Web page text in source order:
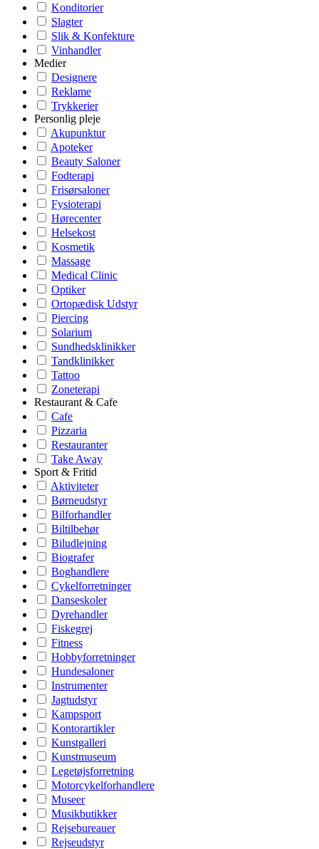
Konditorier
Slagter
Slik & Konfekture
Vinhandler
Medier
Designere
Reklame
Trykkerier
Personlig pleje
Akupunktur
Apoteker
Beauty Saloner
Fodterapi
Frisørsaloner
Fysioterapi
Hørecenter
Helsekost
Kosmetik
Massage
Medical Clinic
Optiker
Ortopædisk Udstyr
Piercing
Solarium
Sundhedsklinikker
Tandklinikker
Tattoo
Zoneterapi
Restaurant & Cafe
Cafe
Pizzaria
Restauranter
Take Away
Sport & Fritid
Aktiviteter
Børneudstyr
Bilforhandler
Biltilbehør
Biludlejning
Biografer
Boghandlere
Cykelforretninger
Danseskoler
Dyrehandler
Fiskegrej
Fitness
Hobbyforretninger
Hundesaloner
Instrumenter
Jagtudstyr
Kampsport
Kontorartikler
Kunstgalleri
Kunstmuseum
Legetøjsforretning
Motorcykelforhandlere
Museer
Musikbutikker
Rejsebureauer
Rejseudstyr